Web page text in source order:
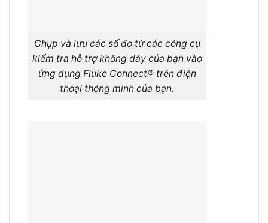
Chụp và lưu các số đo từ các công cụ
kiểm tra hỗ trợ không dây của bạn vào
ứng dụng Fluke Connect® trên điện
thoại thông minh của bạn.